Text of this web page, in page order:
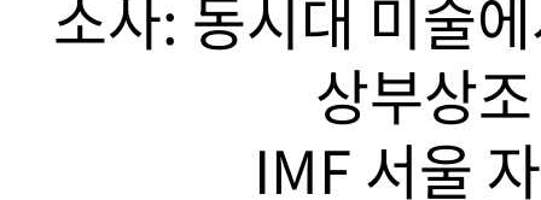
소사: 동시대 미술
상부상
IMF 서울